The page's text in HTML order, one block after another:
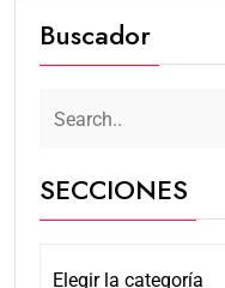
Buscador
SECCIONES